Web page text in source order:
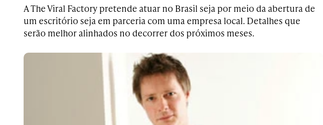
A The Viral Factory pretende atuar no Brasil seja por meio da abertura de
um escritório seja em parceria com uma empresa local. Detalhes que
serão melhor alinhados no decorrer dos próximos meses.